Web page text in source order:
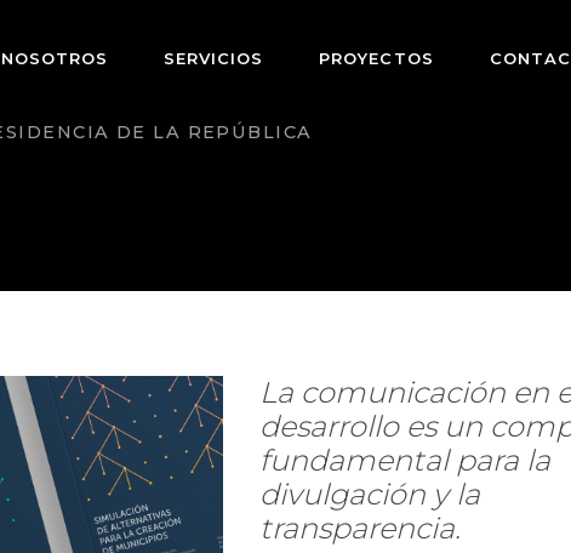
NOSOTROS SERVICIOS PROYECTOS
DE LA REPÚBLICA
La comunicación en
desarrollo es un
fundamental para la
divulgación y la
transparencia.